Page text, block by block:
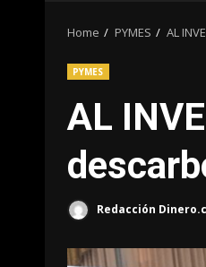
Home PYMES AL
PYMES
AL
Redacción